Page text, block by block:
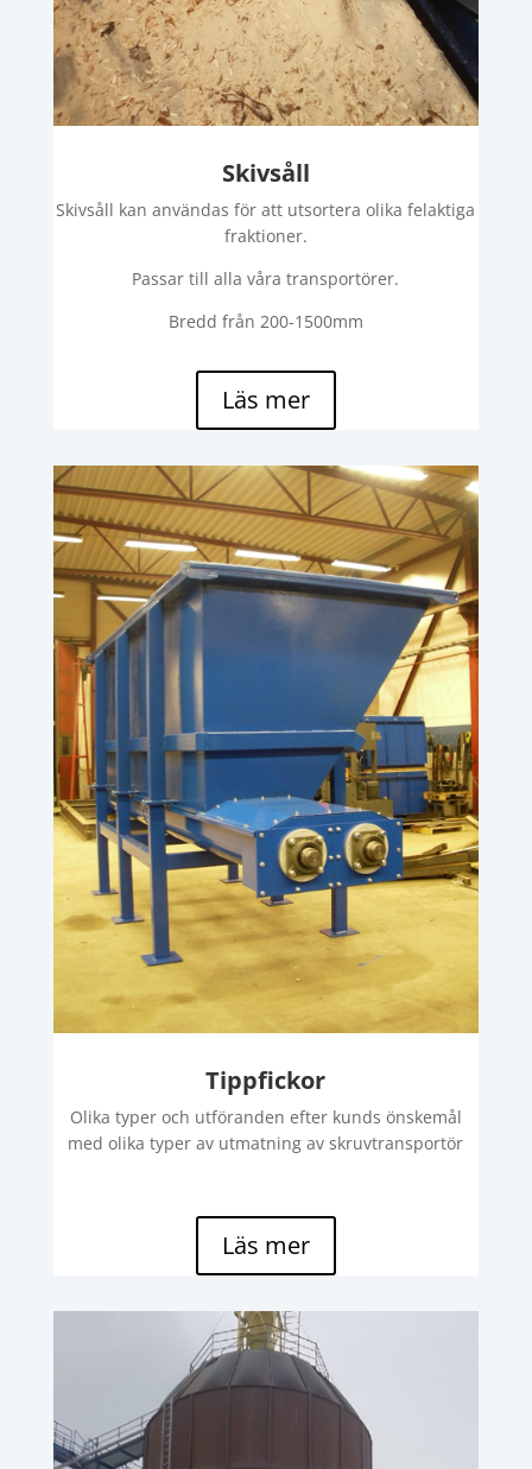
Skivsåll
Skivsåll kan användas för att utsortera olika felaktiga
fraktioner.
Passar till alla våra transportörer.
Bredd från 200-1500mm
Läs mer
Tippfickor
Olika typer och utföranden efter kunds önskemål
med olika typer av utmatning av skruvtransportör
Läs mer